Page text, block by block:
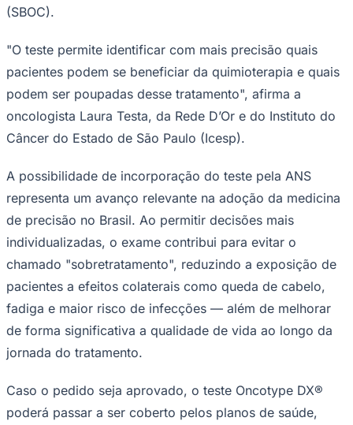
Palmeiras
(SBOC).
"O teste permite identificar com mais precisão quais
pacientes podem se beneficiar da quimioterapia e quais
podem ser poupadas desse tratamento", afirma a
oncologista Laura Testa, da Rede D’Or e do Instituto do
Câncer do Estado de São Paulo (Icesp).
A possibilidade de incorporação do teste pela ANS
representa um avanço relevante na adoção da medicina
de precisão no Brasil. Ao permitir decisões mais
individualizadas, o exame contribui para evitar o
chamado "sobretratamento", reduzindo a exposição de
pacientes a efeitos colaterais como queda de cabelo,
fadiga e maior risco de infecções — além de melhorar
de forma significativa a qualidade de vida ao longo da
jornada do tratamento.
Caso o pedido seja aprovado, o teste Oncotype DX®
poderá passar a ser coberto pelos planos de saúde,